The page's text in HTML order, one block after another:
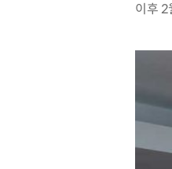
이후 2